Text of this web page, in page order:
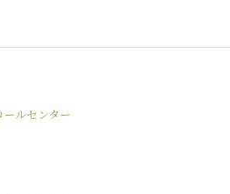
ルセンター